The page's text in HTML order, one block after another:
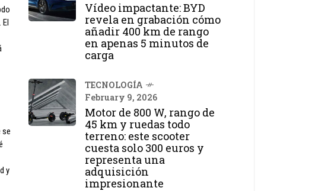
se
y
Vídeo impactante: BYD
revela en grabación cómo
añadir 400 km de rango
en apenas 5 minutos de
carga
TECNOLOGÍA
February 9, 2026
Motor de 800 W, rango de
45 km y ruedas todo
terreno: este scooter
cuesta solo 300 euros y
representa una
adquisición
impresionante